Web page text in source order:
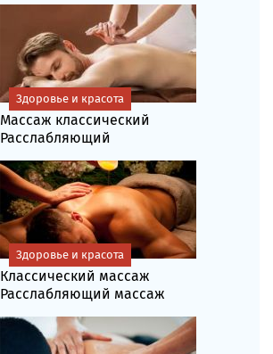
Массаж классический
Расслабляющий
Здоровье и красота
Классический массаж
Расслабляющий массаж
Здоровье и красота